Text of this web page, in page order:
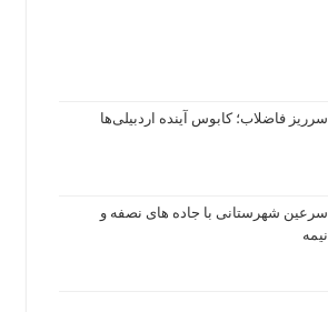
سرریز فاضلاب؛ کابوس آینده اردبیلی‌ها
سرعین شهرستانی با جاده های نصفه و
نیمه